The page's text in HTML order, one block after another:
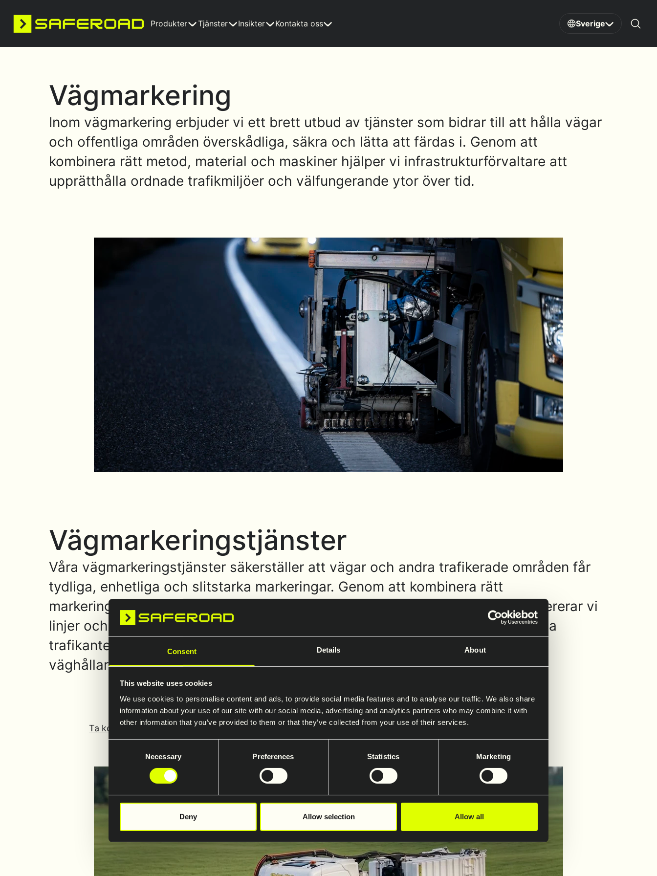
Consent Details About
This website uses cookies
We use cookies to personalise content and ads, to provide social media features and to analyse our traffic. We also share
information about your use of our site with our social media, advertising and analytics partners who may combine it with
other information that you’ve provided to them or that they’ve collected from your use of their services.
Necessary Preferences Statistics Marketing
Deny Allow selection Allow all
Produkter Tjänster Insikter Kontakta oss Sverige
Vägmarkering
Inom vägmarkering erbjuder vi ett brett utbud av tjänster som bidrar till att hålla vägar
och offentliga områden överskådliga, säkra och lätta att färdas i. Genom att
kombinera rätt metod, material och maskiner hjälper vi infrastrukturförvaltare att
upprätthålla ordnade trafikmiljöer och välfungerande ytor över tid.
Vägmarkeringstjänster
Våra vägmarkeringstjänster säkerställer att vägar och andra trafikerade områden får
tydliga, enhetliga och slitstarka markeringar. Genom att kombinera rätt
markeringsmaskiner med material som termoplast, kallplast, färg och tejp levererar vi
linjer och symboler som möjliggör säker och förutsägbar framkomlighet för alla
trafikanter. Vi lägger vikt vid pålitligt genomförande och jämn kvalitet, så att
väghållare kan hålla vägnätet ordnat och lätt att orientera sig i.
Ta kontakt med vårt lokala team.